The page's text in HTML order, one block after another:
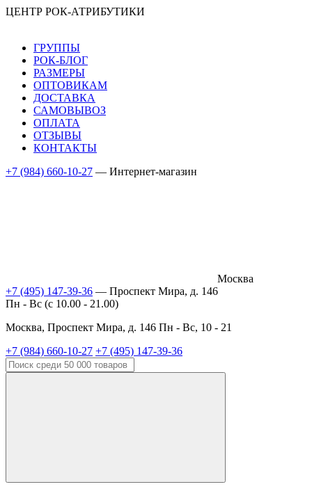
ЦЕНТР РОК-АТРИБУТИКИ
ГРУППЫ
РОК-БЛОГ
РАЗМЕРЫ
ОПТОВИКАМ
ДОСТАВКА
САМОВЫВОЗ
ОПЛАТА
ОТЗЫВЫ
КОНТАКТЫ
+7 (984) 660-10-27 — Интернет-магазин
Москва
+7 (495) 147-39-36 — Проспект Мира, д. 146
Пн - Вс (c 10.00 - 21.00)
Москва, Проспект Мира, д. 146 Пн - Вс, 10 - 21
+7 (984) 660-10-27 +7 (495) 147-39-36